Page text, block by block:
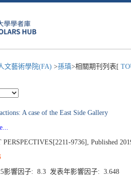
文藝術學院(FA) >孫瑱>相關期刊列表[
A case of the East Side Gallery
9736], Published
影響因子: 8.3 发表年影響因子: 3.648